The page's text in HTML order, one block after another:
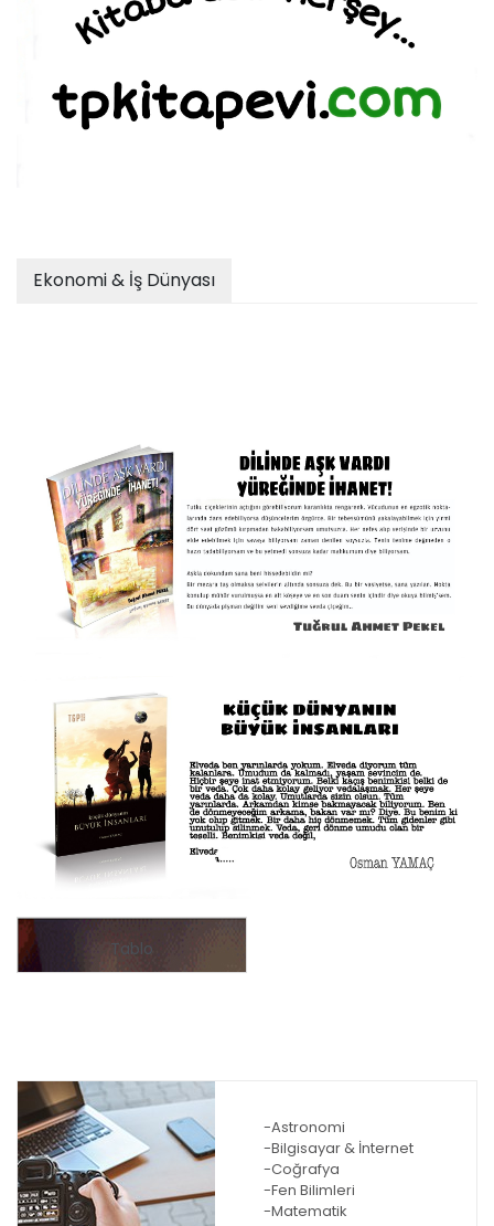
Ekonomi & İş Dünyası
Tablo
-Astronomi
-Bilgisayar & İnternet
-Coğrafya
-Fen Bilimleri
-Matematik